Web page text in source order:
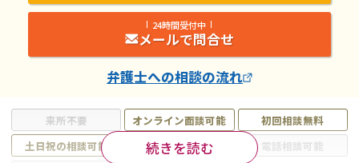
来所不要 オンライン面談可能
初回相談無料
土日祝の相談可能
19時以降電話可能
電話相談可能
続きを読む
24時間受付中
メールで問合せ
弁護士への相談の流れ